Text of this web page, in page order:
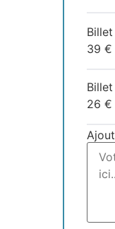
39€
26€